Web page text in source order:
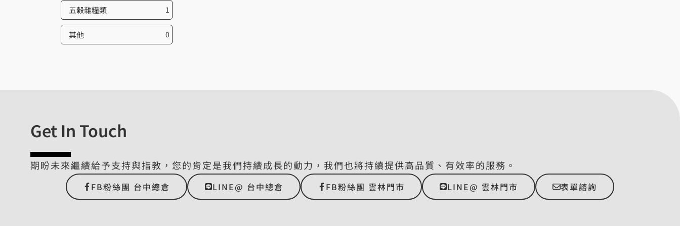
五榖雜糧類 1
其他 0
Get In Touch
期盼未來繼續給予支持與指教，您的肯定是我們持續成長的動力，我們也將持續提供高品質、有效率的服務。
FB粉絲團 台中總倉 LINE@ 台中總倉 FB粉絲團 雲林門市 LINE@ 雲林門市 表單諮詢